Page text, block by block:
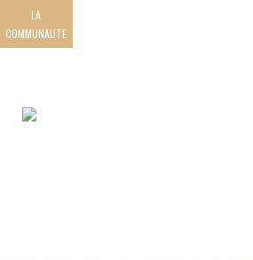
LA
COMMUNAUTE